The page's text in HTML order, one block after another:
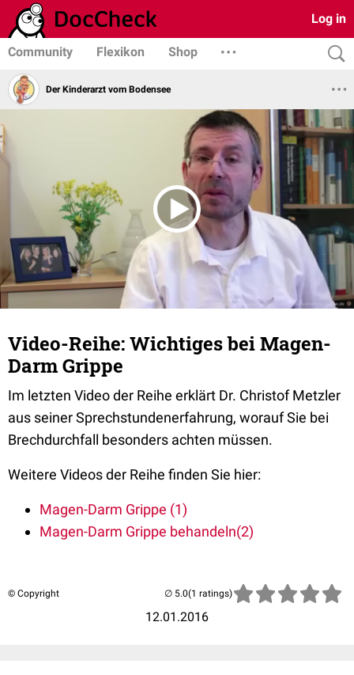
Log in
Community Flexikon Shop
Der Kinderarzt vom Bodensee
Video-Reihe: Wichtiges bei Magen-
Darm Grippe
Im letzten Video der Reihe erklärt Dr. Christof Metzler
aus seiner Sprechstundenerfahrung, worauf Sie bei
Brechdurchfall besonders achten müssen.
Weitere Videos der Reihe finden Sie hier:
Magen-Darm Grippe (1)
Magen-Darm Grippe behandeln(2)
© Copyright
12.01.2016
(1 ratings)